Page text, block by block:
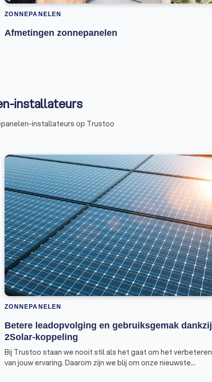
ZONNEPANELEN
Afmetingen zonnepanelen
installateurs
installateurs op Trustoo
ZONNEPANELEN
Betere leadopvolging en gebruiksgemak dankzij
2Solar-koppeling
Bij Trustoo staan we nooit stil als het gaat om het verbeteren
van jouw ervaring. Daarom zijn we blij om onze nieuwste